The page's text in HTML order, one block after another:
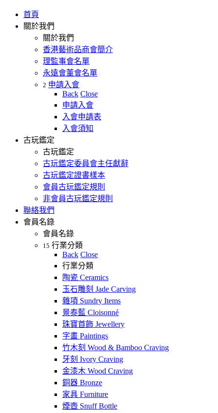
首頁
關於我們
關於我們
香港藝術品商會簡介
理監事會名單
永遠會董會名單
2 申請入會
Back Close
申請入會
入會申請表
入會須知
古玩鑑定
古玩鑑定
古玩鑑定委員會主任獻辭
古玩鑑定證書樣本
會員古玩鑑定規則
非會員古玩鑑定規則
聯絡我們
會員名錄
會員名錄
15 行業分類
Back Close
行業分類
陶瓷 Ceramics
玉石雕刻 Jade Carving
雜項 Sundry Items
景泰藍 Cloisonné
珠寶首飾 Jewellery
字畫 Paintings
竹木刻 Wood & Bamboo Craving
牙刻 Ivory Craving
金漆木 Wood Craving
銅器 Bronze
家具 Furniture
煙壺 Snuff Bottle